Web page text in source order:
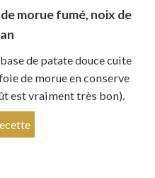
morue fumé, noix de
de patate douce cuite
de morue en conserve
est vraiment très bon).